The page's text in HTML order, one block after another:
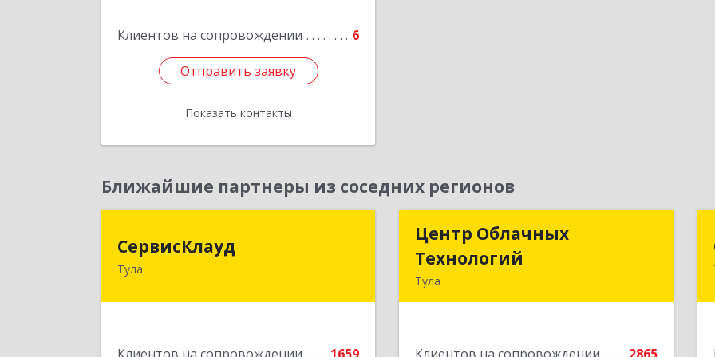
Клиентов на сопровождении 6
Отправить заявку
Показать контакты
Отправить заявку
Назад
Ближайшие партнеры из соседних регионов
СервисКлауд
Тула
300028, Тульская обл, Тула г, Болдина
Центр Облачных
Технологий
Тула
Центр Облачных